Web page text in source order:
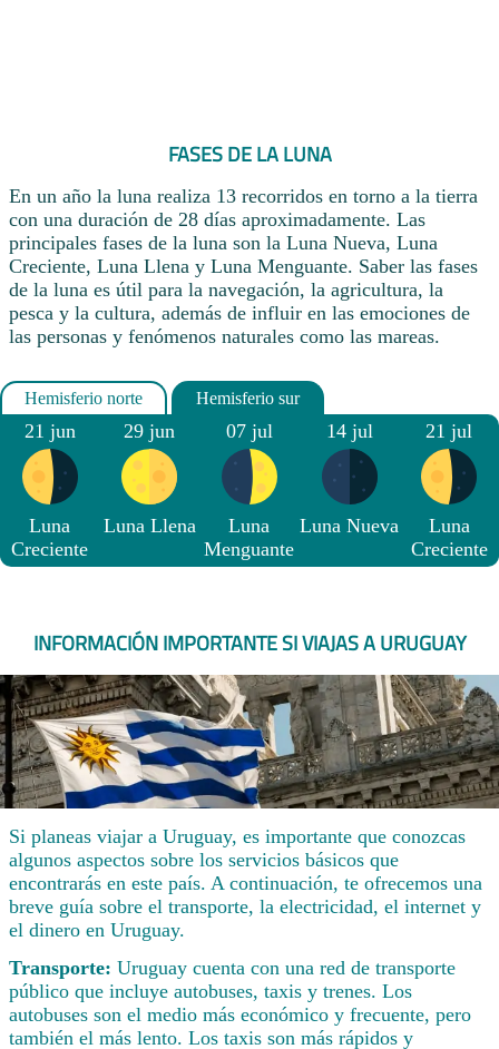
FASES DE LA LUNA
En un año la luna realiza 13 recorridos en torno a la tierra
con una duración de 28 días aproximadamente. Las
principales fases de la luna son la Luna Nueva, Luna
Creciente, Luna Llena y Luna Menguante. Saber las fases
de la luna es útil para la navegación, la agricultura, la
pesca y la cultura, además de influir en las emociones de
las personas y fenómenos naturales como las mareas.
21 jun
Luna
Creciente
29 jun
Luna Llena
07 jul
Luna
Menguante
14 jul
Luna Nueva
21 jul
Luna
Creciente
INFORMACIÓN IMPORTANTE SI VIAJAS A URUGUAY
Si planeas viajar a Uruguay, es importante que conozcas
algunos aspectos sobre los servicios básicos que
encontrarás en este país. A continuación, te ofrecemos una
breve guía sobre el transporte, la electricidad, el internet y
el dinero en Uruguay.
Transporte: Uruguay cuenta con una red de transporte
público que incluye autobuses, taxis y trenes. Los
autobuses son el medio más económico y frecuente, pero
también el más lento. Los taxis son más rápidos y